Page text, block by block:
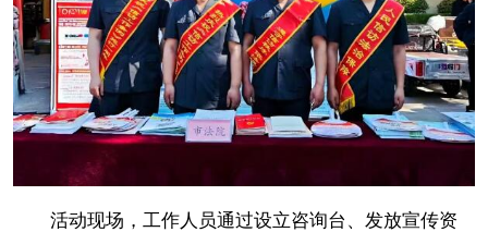
活动现场，工作人员通过设立咨询台、发放宣传资